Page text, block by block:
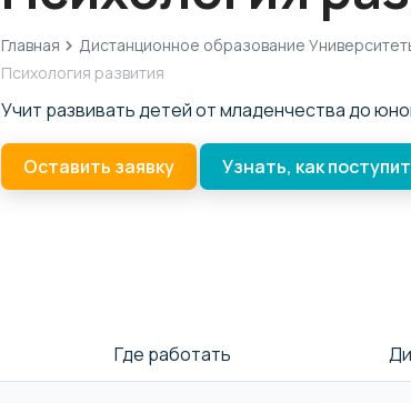
Главная Дистанционное образование
Психология развития
Учит развивать детей от младенчества до
Оставить заявку Узнать, как
Где работать